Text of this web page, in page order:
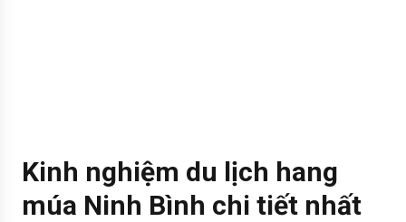
Kinh nghiệm du lịch hang
múa Ninh Bình chi tiết nhất